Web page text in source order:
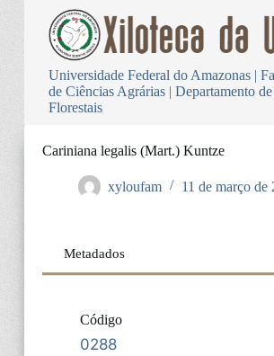
Universidade Federal do Amazonas |
de Ciências Agrárias | Departamento
Florestais
Cariniana legalis (Mart.) Kuntze
xyloufam 11 de março de
Metadados
Código
0288